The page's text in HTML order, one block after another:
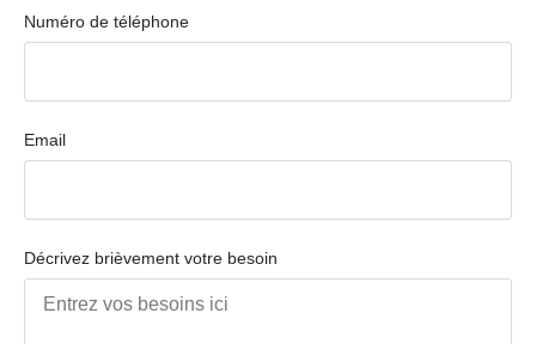
Numéro de téléphone
Email
Décrivez brièvement votre besoin